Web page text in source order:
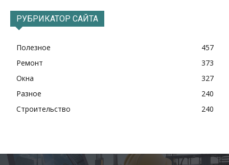
РУБРИКАТОР САЙТА
Полезное
457
Ремонт
373
Окна
327
Разное
240
Строительство
240